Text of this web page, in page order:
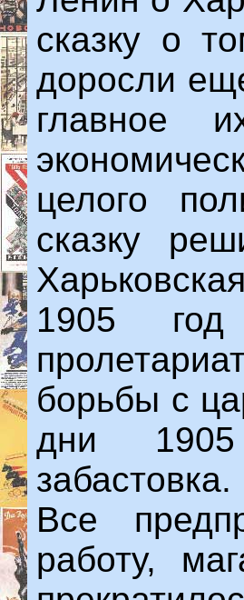
сказку о
доросли
главное
целого
сказку
1905 год
борьбы с
дни 1905
забастовка.
Все
работу,